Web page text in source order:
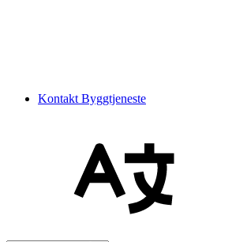
Kontakt Byggtjeneste